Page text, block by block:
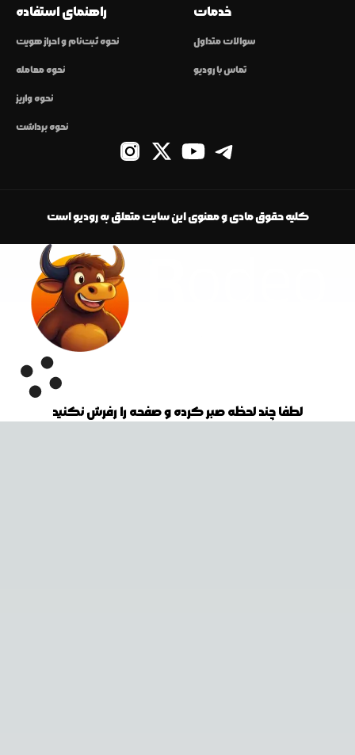
راهنمای استفاده
نحوه ثبت‌نام و احراز هویت
نحوه معامله
نحوه واریز
نحوه برداشت
خدمات
سوالات متداول
تماس با رودیو
کلیه حقوق مادی و معنوی این سایت متعلق به رودیو است
لطفا چند لحظه صبر کرده و صفحه را رفرش نکنید